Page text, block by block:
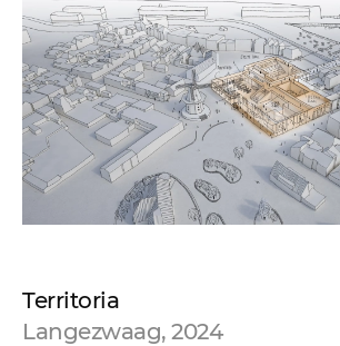
Territoria
Langezwaag, 2024